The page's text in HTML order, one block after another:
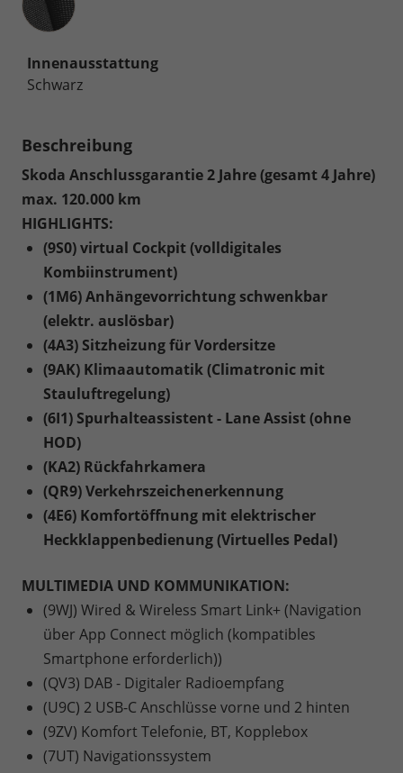
Innenausstattung
Schwarz
Beschreibung
Skoda Anschlussgarantie 2 Jahre (gesamt 4 Jahre)
max. 120.000 km
HIGHLIGHTS:
(9S0) virtual Cockpit (volldigitales
Kombiinstrument)
(1M6) Anhängevorrichtung schwenkbar
(elektr. auslösbar)
(4A3) Sitzheizung für Vordersitze
(9AK) Klimaautomatik (Climatronic mit
Stauluftregelung)
(6I1) Spurhalteassistent - Lane Assist (ohne
HOD)
(KA2) Rückfahrkamera
(QR9) Verkehrszeichenerkennung
(4E6) Komfortöffnung mit elektrischer
Heckklappenbedienung (Virtuelles Pedal)
MULTIMEDIA UND KOMMUNIKATION:
(9WJ) Wired & Wireless Smart Link+ (Navigation
über App Connect möglich (kompatibles
Smartphone erforderlich))
(QV3) DAB - Digitaler Radioempfang
(U9C) 2 USB-C Anschlüsse vorne und 2 hinten
(9ZV) Komfort Telefonie, BT, Kopplebox
(7UT) Navigationssystem